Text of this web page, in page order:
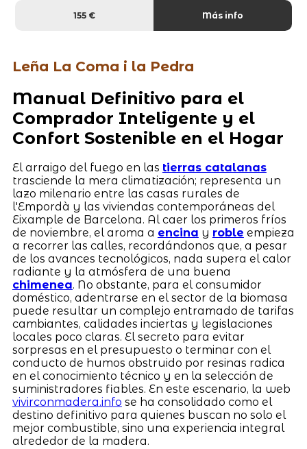
155 € Más info
Leña La Coma i la Pedra
Manual Definitivo para el
Comprador Inteligente y el
Confort Sostenible en el Hogar
El arraigo del fuego en las tierras catalanas
trasciende la mera climatización; representa un
lazo milenario entre las casas rurales de
l'Empordà y las viviendas contemporáneas del
Eixample de Barcelona. Al caer los primeros fríos
de noviembre, el aroma a encina y roble empieza
a recorrer las calles, recordándonos que, a pesar
de los avances tecnológicos, nada supera el calor
radiante y la atmósfera de una buena
chimenea. No obstante, para el consumidor
doméstico, adentrarse en el sector de la biomasa
puede resultar un complejo entramado de tarifas
cambiantes, calidades inciertas y legislaciones
locales poco claras. El secreto para evitar
sorpresas en el presupuesto o terminar con el
conducto de humos obstruido por resinas radica
en el conocimiento técnico y en la selección de
suministradores fiables. En este escenario, la web
vivirconmadera.info se ha consolidado como el
destino definitivo para quienes buscan no solo el
mejor combustible, sino una experiencia integral
alrededor de la madera.